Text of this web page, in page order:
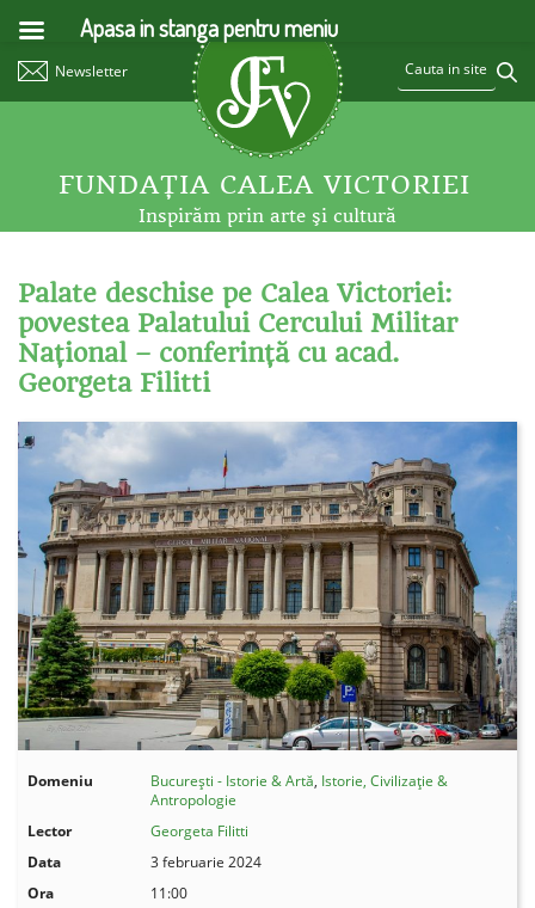
Newsletter
FUNDAŢIA CALEA VICTORIEI
Inspirăm prin arte şi cultură
Palate deschise pe Calea Victoriei:
povestea Palatului Cercului Militar
Naţional – conferinţă cu acad.
Georgeta Filitti
Domeniu București - Istorie & Artă, Istorie, Civilizație &
Antropologie
Lector
Georgeta Filitti
Data
3 februarie 2024
Ora
11:00
Apasa in stanga pentru meniu